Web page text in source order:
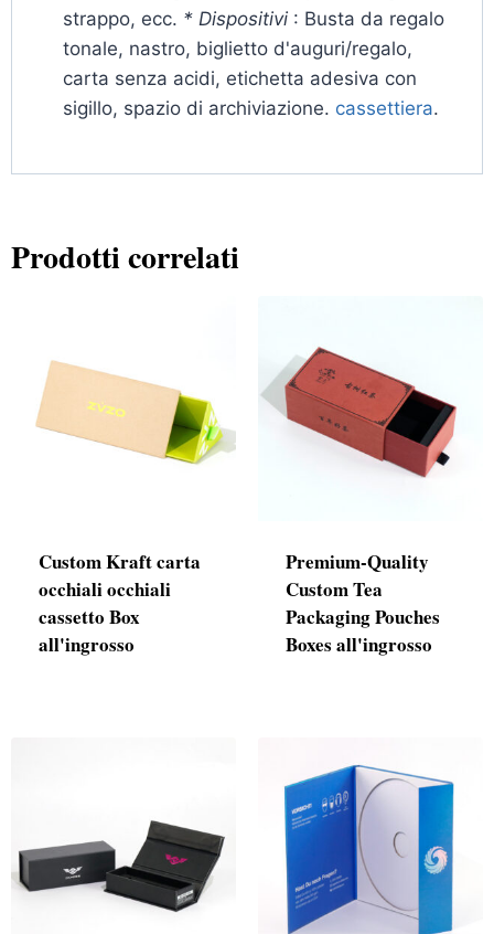
strappo, ecc. * Dispositivi : Busta da regalo
tonale, nastro, biglietto d'auguri/regalo,
carta senza acidi, etichetta adesiva con
sigillo, spazio di archiviazione. cassettiera.
Prodotti correlati
Custom Kraft carta
occhiali occhiali
cassetto Box
all'ingrosso
Premium-Quality
Custom Tea
Packaging Pouches
Boxes all'ingrosso